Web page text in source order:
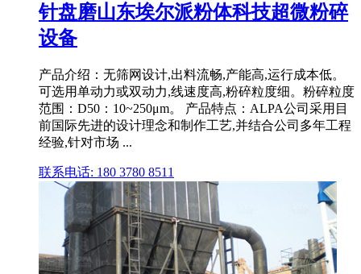
针盘磨山东埃尔派粉体科技超微粉碎
设备
产品介绍：无筛网设计,出料流畅,产能高,运行成本低。
可选用单动力或双动力,线速度高,粉碎粒度细。粉碎粒度
范围：D50：10~250μm。 产品特点：ALPA公司采用目
前国际先进的设计理念和制作工艺,并结合公司多年工程
经验,针对市场 ...
联系电话: 180 3780 8511